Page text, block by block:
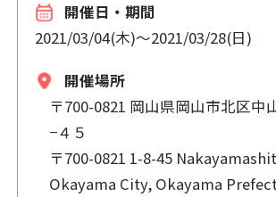
開催日・期間
2021/03/04(木)〜2021/03/28(日)
開催場所
〒700-0821 岡山県岡山市北区中
−４５
〒700-0821 1-8-45
Okayama City, Okayama